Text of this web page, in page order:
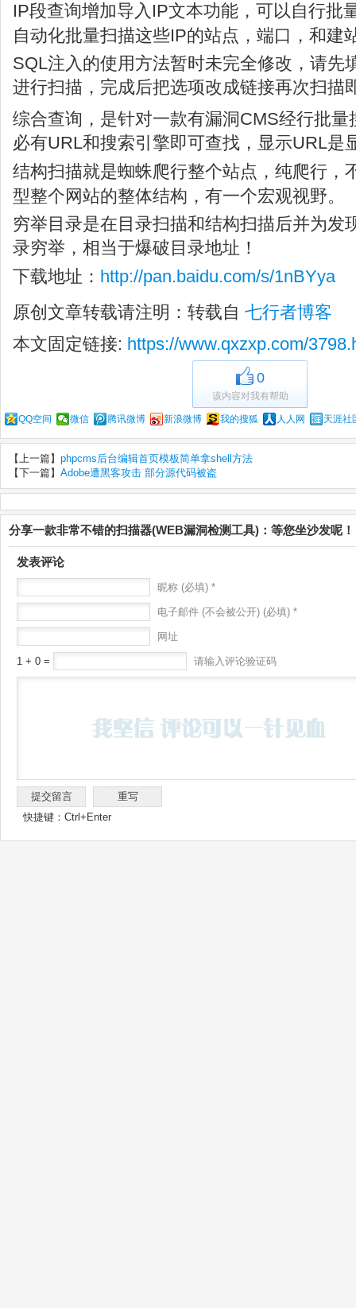
IP段查询增加导入IP文本功能，可以自行批
自动化批量扫描这些IP的站点，端口，和建
SQL注入的使用方法暂时未完全修改，请先
进行扫描，完成后把选项改成链接再次扫描
综合查询，是针对一款有漏洞CMS经行批
必有URL和搜索引擎即可查找，显示URL是
结构扫描就是蜘蛛爬行整个站点，纯爬行，
型整个网站的整体结构，有一个宏观视野。
穷举目录是在目录扫描和结构扫描后并为发
录穷举，相当于爆破目录地址！
下载地址： http://pan.baidu.com/s/1nBYya
原创文章转载请注明：转载自 七行者博客
本文固定链接: https://www.qxzxp.com/
0
该内容对我有帮助
QQ空间 微信 腾讯微博 新浪微博 我的搜狐 人人网 天涯社
【上一篇】 phpcms后台编辑首页模板简单拿shell方法
【下一篇】 Adobe遭黑客攻击 部分源代码被盗
分享一款非常不错的扫描器(WEB漏洞检测工具)：等您坐沙发呢！
发表评论
昵称 (必填) *
电子邮件 (不会被公开) (必填) *
网址
1 + 0 = 请输入评论验证码
快捷键：Ctrl+Enter